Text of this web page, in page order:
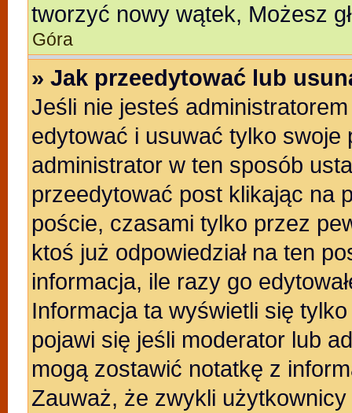
tworzyć nowy wątek, Możesz
Góra
» Jak przeedytować lub
Jeśli nie jesteś
edytować i usuwać tylko swoje
administrator w ten sposób
przeedytować post klikając na
poście, czasami tylko przez
ktoś już odpowiedział na ten
informacja, ile razy go
Informacja ta wyświetli się
pojawi się jeśli moderator lub
mogą zostawić notatkę z
Zauważ, że zwykli